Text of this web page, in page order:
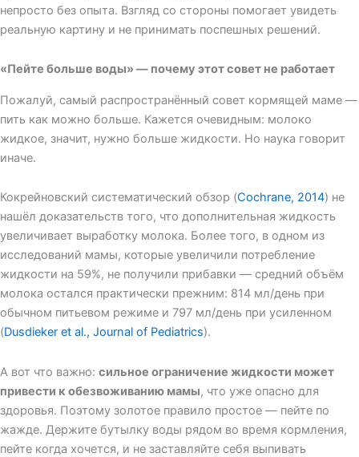
непросто без опыта. Взгляд со стороны помогает увидеть
реальную картину и не принимать поспешных решений.
«Пейте больше воды» — почему этот совет не работает
Пожалуй, самый распространённый совет кормящей маме —
пить как можно больше. Кажется очевидным: молоко
жидкое, значит, нужно больше жидкости. Но наука говорит
иначе.
Кокрейновский систематический обзор (Cochrane, 2014) не
нашёл доказательств того, что дополнительная жидкость
увеличивает выработку молока. Более того, в одном из
исследований мамы, которые увеличили потребление
жидкости на 59%, не получили прибавки — средний объём
молока остался практически прежним: 814 мл/день при
обычном питьевом режиме и 797 мл/день при усиленном
(Dusdieker et al., Journal of Pediatrics).
А вот что важно: сильное ограничение жидкости может
привести к обезвоживанию мамы, что уже опасно для
здоровья. Поэтому золотое правило простое — пейте по
жажде. Держите бутылку воды рядом во время кормления,
пейте когда хочется, и не заставляйте себя выпивать